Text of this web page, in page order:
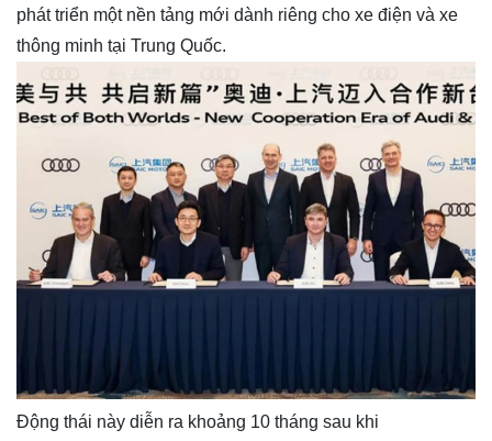
phát triển một nền tảng mới dành riêng cho xe điện và xe
thông minh tại Trung Quốc.
Động thái này diễn ra khoảng 10 tháng sau khi